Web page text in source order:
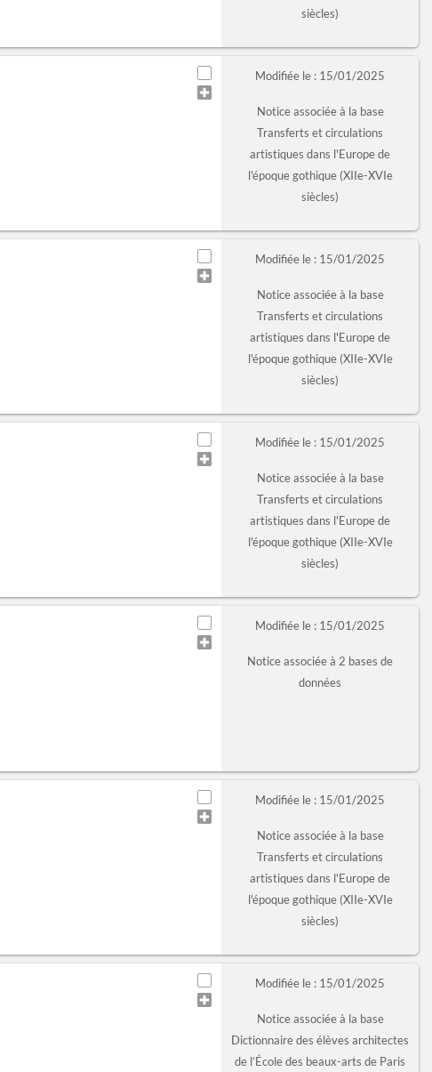
siècles)
Modifiée le : 15/01/2025
Notice associée à la base
Transferts et circulations
artistiques dans l'Europe de
l'époque gothique (XIIe-XVIe
siècles)
Modifiée le : 15/01/2025
Notice associée à la base
Transferts et circulations
artistiques dans l'Europe de
l'époque gothique (XIIe-XVIe
siècles)
Modifiée le : 15/01/2025
Notice associée à la base
Transferts et circulations
artistiques dans l'Europe de
l'époque gothique (XIIe-XVIe
siècles)
Modifiée le : 15/01/2025
Notice associée à 2 bases de
données
Modifiée le : 15/01/2025
Notice associée à la base
Transferts et circulations
artistiques dans l'Europe de
l'époque gothique (XIIe-XVIe
siècles)
Modifiée le : 15/01/2025
Notice associée à la base
Dictionnaire des élèves architectes
de l’École des beaux-arts de Paris